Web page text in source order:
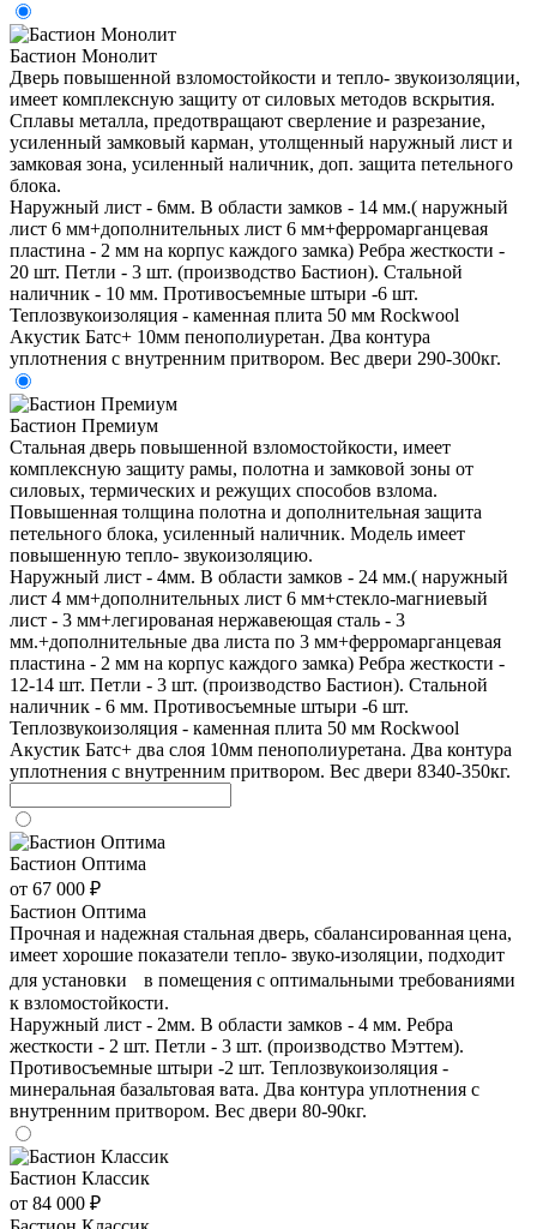
Бастион Монолит
Дверь повышенной взломостойкости и тепло- звукоизоляции,
имеет комплексную защиту от силовых методов вскрытия.
Сплавы металла, предотвращают сверление и разрезание,
усиленный замковый карман, утолщенный наружный лист и
замковая зона, усиленный наличник, доп. защита петельного
блока.
Наружный лист - 6мм. В области замков - 14 мм.( наружный
лист 6 мм+дополнительных лист 6 мм+ферромарганцевая
пластина - 2 мм на корпус каждого замка) Ребра жесткости -
20 шт. Петли - 3 шт. (производство Бастион). Стальной
наличник - 10 мм. Противосъемные штыри -6 шт.
Теплозвукоизоляция - каменная плита 50 мм Rockwool
Акустик Батс+ 10мм пенополиуретан. Два контура
уплотнения с внутренним притвором. Вес двери 290-300кг.
Бастион Премиум
Стальная дверь повышенной взломостойкости, имеет
комплексную защиту рамы, полотна и замковой зоны от
силовых, термических и режущих способов взлома.
Повышенная толщина полотна и дополнительная защита
петельного блока, усиленный наличник. Модель имеет
повышенную тепло- звукоизоляцию.
Наружный лист - 4мм. В области замков - 24 мм.( наружный
лист 4 мм+дополнительных лист 6 мм+стекло-магниевый
лист - 3 мм+легированая нержавеющая сталь - 3
мм.+дополнительные два листа по 3 мм+ферромарганцевая
пластина - 2 мм на корпус каждого замка) Ребра жесткости -
12-14 шт. Петли - 3 шт. (производство Бастион). Стальной
наличник - 6 мм. Противосъемные штыри -6 шт.
Теплозвукоизоляция - каменная плита 50 мм Rockwool
Акустик Батс+ два слоя 10мм пенополиуретана. Два контура
уплотнения с внутренним притвором. Вес двери 8340-350кг.
Бастион Оптима
от 67 000 ₽
Бастион Оптима
Прочная и надежная стальная дверь, сбалансированная цена,
имеет хорошие показатели тепло- звуко-изоляции, подходит
для установки в помещения с оптимальными требованиями
к взломостойкости.
Наружный лист - 2мм. В области замков - 4 мм. Ребра
жесткости - 2 шт. Петли - 3 шт. (производство Мэттем).
Противосъемные штыри -2 шт. Теплозвукоизоляция -
минеральная базальтовая вата. Два контура уплотнения с
внутренним притвором. Вес двери 80-90кг.
Бастион Классик
от 84 000 ₽